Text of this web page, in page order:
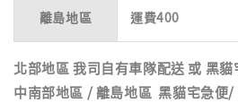
離島地區 運費400
北部地區 我司自有車隊配送 或 黑
中南部地區 /離島地區 黑貓宅急便/